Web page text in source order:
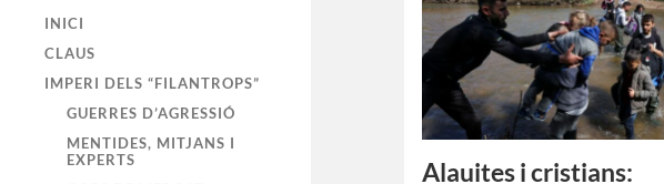
INICI
CLAUS
IMPERI DELS “FILANTROPS”
GUERRES D’AGRESSIÓ
MENTIDES, MITJANS I
EXPERTS
Alauites i cristians: